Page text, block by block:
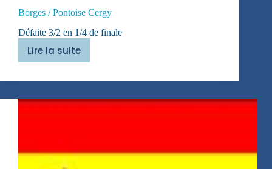
Borges / Pontoise Cergy
Défaite 3/2 en 1/4 de finale
Lire la suite
Borges
Pontoise
Cergy